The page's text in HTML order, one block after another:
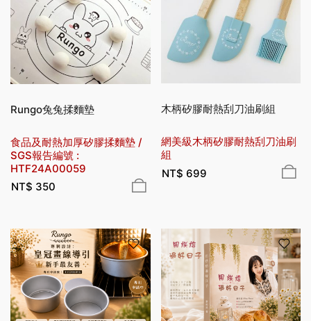
Rungo兔兔揉麵墊
食品及耐熱加厚矽膠揉麵墊 /
SGS報告編號 :
HTF24A00059
NT$ 350
木柄矽膠耐熱刮刀油刷組
網美級木柄矽膠耐熱刮刀油刷
組
NT$ 699